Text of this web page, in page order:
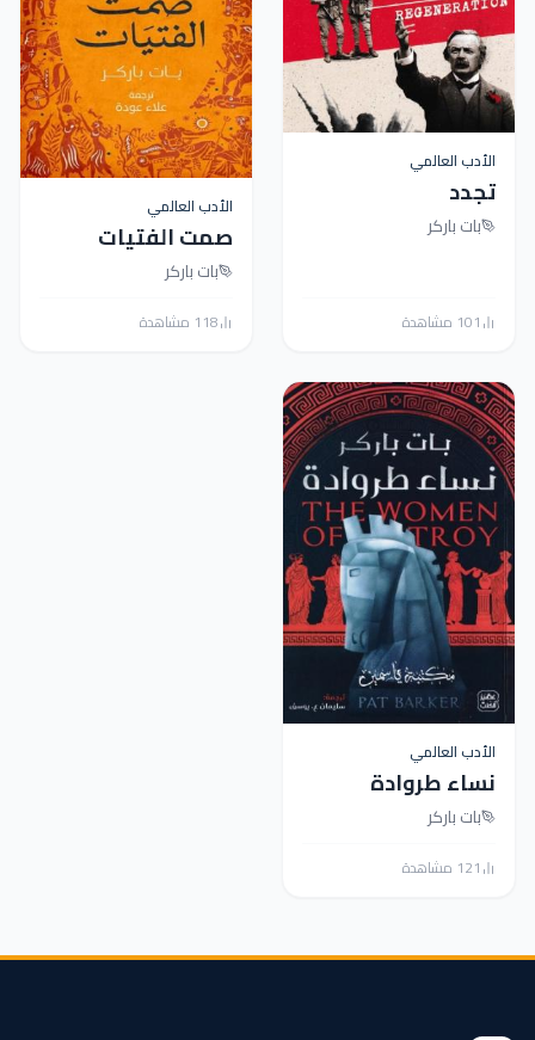
الأدب العالمي
تجدد
بات باركر
101 مشاهدة
الأدب العالمي
صمت الفتيات
بات باركر
118 مشاهدة
الأدب العالمي
نساء طروادة
بات باركر
121 مشاهدة